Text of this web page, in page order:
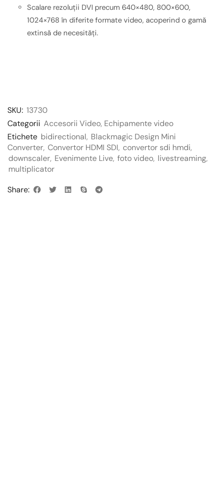
Scalare rezoluții DVI precum 640×480, 800×600,
1024×768 în diferite formate video, acoperind o gamă
extinsă de necesități.
SKU: 13730
Categorii Accesorii Video, Echipamente video
Etichete bidirectional, Blackmagic Design Mini
Converter, Convertor HDMI SDI, convertor sdi hmdi,
downscaler, Evenimente Live, foto video, livestreaming,
multiplicator
Share: